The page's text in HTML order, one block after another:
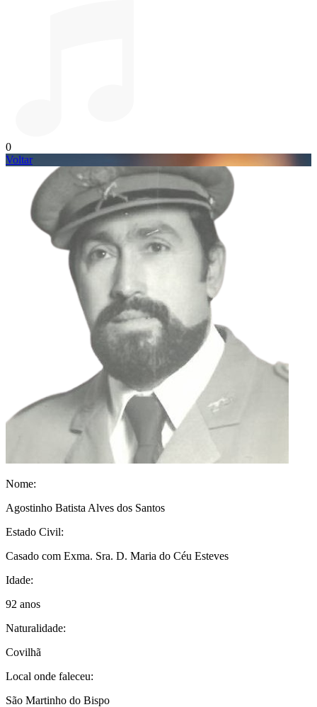
0
Voltar
Nome:
Agostinho Batista Alves dos Santos
Estado Civil:
Casado com Exma. Sra. D. Maria do Céu Esteves
Idade:
92 anos
Naturalidade:
Covilhã
Local onde faleceu:
São Martinho do Bispo